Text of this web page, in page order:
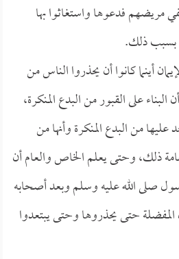
مريضهم فدعوها واستغاثوا بها
بسبب ذلك.
أينما كانوا أن يحذروا الناس من
على القبور من البدع المنكرة،
من البدع المنكرة وأنها من
ذلك، وحتى يعلم الخاص والعام أن
صلى الله عليه وسلم وبعد أصحابه
حتى يحذروها وحتى يبتعدوا